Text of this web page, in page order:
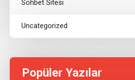
Sohbet Sitesi
Uncategorized
Popüler Yazılar